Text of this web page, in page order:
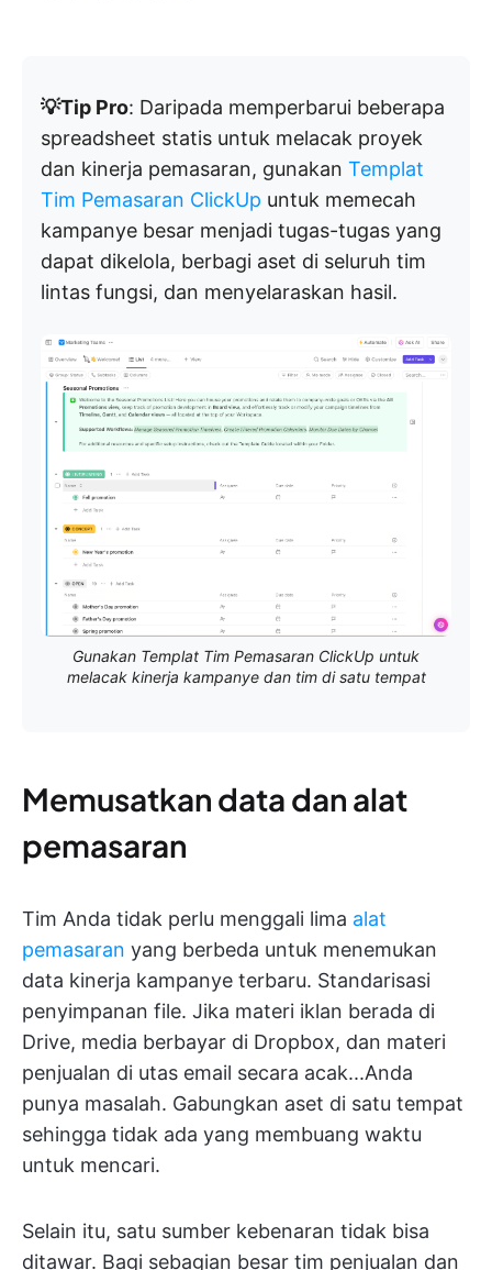
💡Tip Pro: Daripada memperbarui beberapa
spreadsheet statis untuk melacak proyek
dan kinerja pemasaran, gunakan Templat
Tim Pemasaran ClickUp untuk memecah
kampanye besar menjadi tugas-tugas yang
dapat dikelola, berbagi aset di seluruh tim
lintas fungsi, dan menyelaraskan hasil.
Gunakan Templat Tim Pemasaran ClickUp untuk
melacak kinerja kampanye dan tim di satu tempat
Memusatkan data dan alat
pemasaran
Tim Anda tidak perlu menggali lima alat
pemasaran yang berbeda untuk menemukan
data kinerja kampanye terbaru. Standarisasi
penyimpanan file. Jika materi iklan berada di
Drive, media berbayar di Dropbox, dan materi
penjualan di utas email secara acak...Anda
punya masalah. Gabungkan aset di satu tempat
sehingga tidak ada yang membuang waktu
untuk mencari.
Selain itu, satu sumber kebenaran tidak bisa
ditawar. Bagi sebagian besar tim penjualan dan